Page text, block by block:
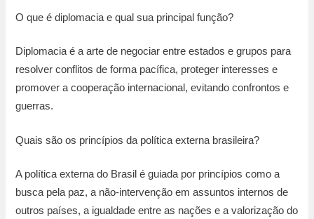
O que é diplomacia e qual sua principal função?
Diplomacia é a arte de negociar entre estados e grupos para
resolver conflitos de forma pacífica, proteger interesses e
promover a cooperação internacional, evitando confrontos e
guerras.
Quais são os princípios da política externa brasileira?
A política externa do Brasil é guiada por princípios como a
busca pela paz, a não-intervenção em assuntos internos de
outros países, a igualdade entre as nações e a valorização do